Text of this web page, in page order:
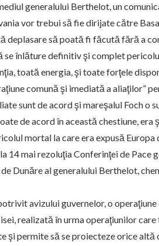
generalului Berthelot, un
vor trebui să fie dirijate către
deplasare să poată fi făcută fără a
înlăture definitiv şi complet
toată energia, şi toate forţele
comună şi imediată a aliaţilor”
sunt de acord şi mareşalul Foch o
de acord în această chestiune, era
mortal la care era expusă Europa
14 mai rezoluţia Conferinţei de Pace
Dunăre al generalului Berthelot,
avizului guvernelor, o
realizată în urma operaţiunilor
şi permite să se proiecteze orice altă